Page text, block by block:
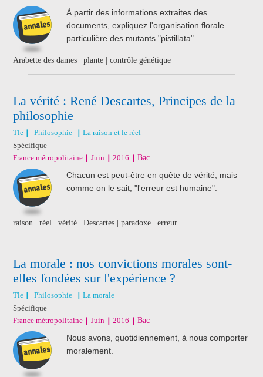
À partir des informations extraites des
documents, expliquez l'organisation florale
particulière des mutants "pistillata".
Arabette des dames | plante | contrôle génétique
La vérité : René Descartes, Principes de la
philosophie
Tle Philosophie
La raison et le réel
Spécifique
France métropolitaine
Juin 2016 Bac
Chacun est peut-être en quête de vérité, mais
comme on le sait, "l'erreur est humaine".
raison | réel | vérité | Descartes | paradoxe | erreur
La morale : nos convictions morales sont-
elles fondées sur l'expérience ?
Tle Philosophie
La morale
Spécifique
France métropolitaine
Juin 2016 Bac
Nous avons, quotidiennement, à nous comporter
moralement.